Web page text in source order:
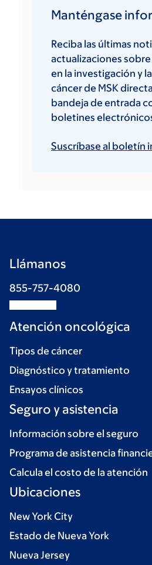
Manténgase
Reciba las últimas
actualizaciones sobre
en la investigación y
cáncer de MSK
bandeja de entrada
boletines
Suscríbase al boletín
Llámanos
855-757-4080
Atención oncológica
Tipos de cáncer
Diagnóstico y tratamiento
Ensayos clínicos
Seguro y asistencia
Información sobre el seguro
Programa de asistencia
Calcula el costo de la atención
Ubicaciones
New York City
Estado de Nueva York
Nueva Jersey